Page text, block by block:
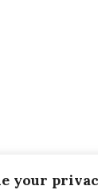
your